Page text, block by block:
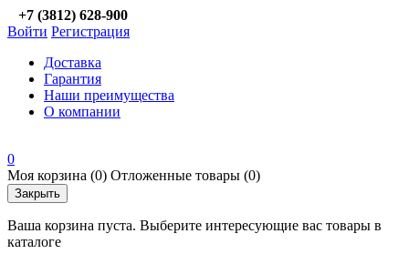
+7 (3812) 628-900
Войти Регистрация
Доставка
Гарантия
Наши преимущества
О компании
0
Моя корзина (0) Отложенные товары (0)
Закрыть
Ваша корзина пуста. Выберите интересующие вас товары в
каталоге